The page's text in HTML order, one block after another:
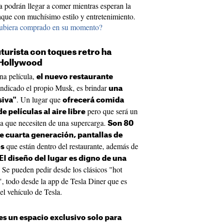
llegar a comer mientras esperan la
con muchísimo estilo y entretenimiento.
comprado en su momento?
con toques retro ha
película, el nuevo restaurante
el propio Musk, es brindaruna
. Un lugar que ofrecerá comida
películas al aire libre pero que será un
necesiten de una supercarga. Son 80
cuarta generación, pantallas de
que están dentro del restaurante, además de
El diseño del lugar es digno de una
Se pueden pedir desde los clásicos "hot
todo desde la app de Tesla Diner que es
vehículo de Tesla.
un espacio exclusivo solo para